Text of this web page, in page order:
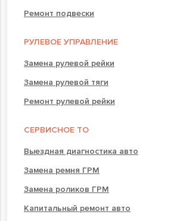
Ремонт подвески
РУЛЕВОЕ УПРАВЛЕНИЕ
Замена рулевой рейки
Замена рулевой тяги
Ремонт рулевой рейки
СЕРВИСНОЕ ТО
Выездная диагностика авто
Замена ремня ГРМ
Замена роликов ГРМ
Капитальный ремонт авто